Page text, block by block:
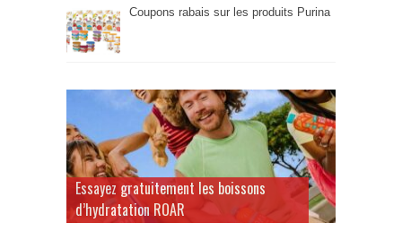
Coupons rabais sur les produits Purina
Essayez gratuitement les boissons
d’hydratation ROAR